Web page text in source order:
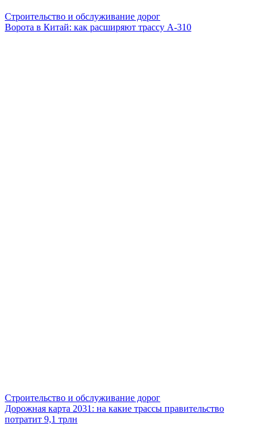
Строительство и обслуживание дорог
Ворота в Китай: как расширяют трассу А-310
Строительство и обслуживание дорог
Дорожная карта 2031: на какие трассы правительство
потратит 9,1 трлн